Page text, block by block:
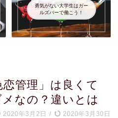
勇気がない大学生はガー
ルズバーで働こう！
管理」は良くて
メなの？違いとは
2020年3月2日 / 2020年3月30日